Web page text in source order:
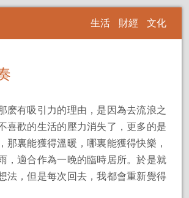
生活 財經 文化
麽有吸引力的理由，是因為去流浪之
喜歡的生活的壓力消失了，更多的是
那裏能獲得溫暖，哪裏能獲得快樂，
，適合作為一晚的臨時居所。於是就
法，但是每次回去，我都會重新覺得